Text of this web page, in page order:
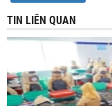
TIN LIÊN QUAN